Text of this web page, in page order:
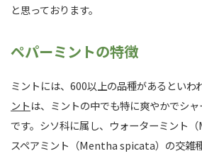
と思っております。
ペパーミントの特徴
ミントには、600以上の品種があるといわ
ントは、ミントの中でも特に爽やかでシ
です。シソ科に属し、ウォーターミント
スペアミント（Mentha spicata）の交雑